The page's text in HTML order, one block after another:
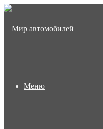
Меню